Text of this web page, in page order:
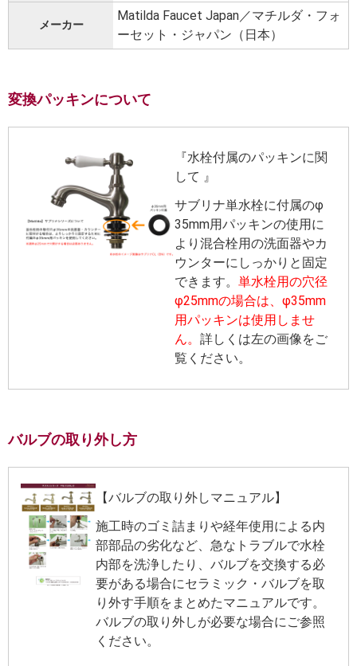
メーカー
Matilda Faucet Japan／マチルダ・フォ
ーセット・ジャパン（日本）
変換パッキンについて
『水栓付属のパッキンに関
して 』
サブリナ単水栓に付属のφ
35mm用パッキンの使用に
より混合栓用の洗面器やカ
ウンターにしっかりと固定
できます。 単水栓用の穴径
φ25mmの場合は、φ35mm
用パッキンは使用しませ
ん。 詳しくは左の画像をご
覧ください。
バルブの取り外し方
【バルブの取り外しマニュアル】
施工時のゴミ詰まりや経年使用による内
部部品の劣化など、急なトラブルで水栓
内部を洗浄したり、バルブを交換する必
要がある場合にセラミック・バルブを取
り外す手順をまとめたマニュアルです。
バルブの取り外しが必要な場合にご参照
ください。